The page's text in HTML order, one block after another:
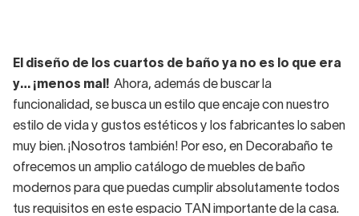
El diseño de los cuartos de baño ya no es lo que era
y… ¡menos mal! Ahora, además de buscar la
funcionalidad, se busca un estilo que encaje con nuestro
estilo de vida y gustos estéticos y los fabricantes lo saben
muy bien. ¡Nosotros también! Por eso, en Decorabaño te
ofrecemos un amplio catálogo de muebles de baño
modernos para que puedas cumplir absolutamente todos
tus requisitos en este espacio TAN importante de la casa.